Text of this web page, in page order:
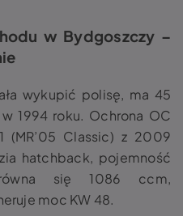
w Bydgoszczy –
wykupić polisę, ma 45
1994 roku. Ochrona OC
(MR’05 Classic) z 2009
hatchback, pojemność
się 1086 ccm,
moc KW 48.